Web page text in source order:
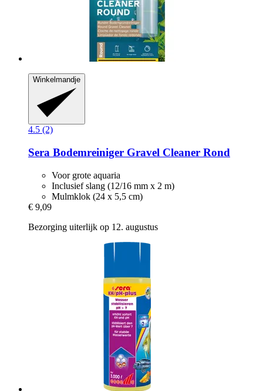
Winkelmandje
4.5 (2)
Sera Bodemreiniger Gravel Cleaner Rond
Voor grote aquaria
Inclusief slang (12/16 mm x 2 m)
Mulmklok (24 x 5,5 cm)
€ 9,09
Bezorging uiterlijk op 12. augustus